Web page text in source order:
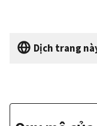
Dịch trang